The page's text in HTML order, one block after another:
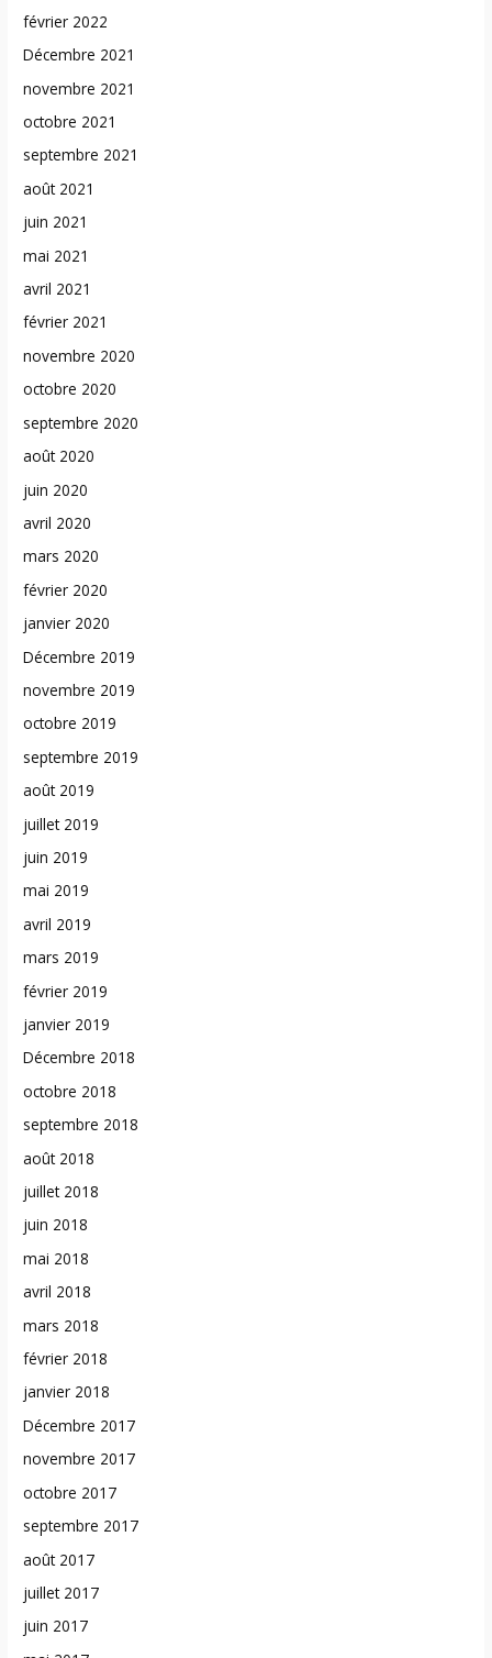
février 2022
Décembre 2021
novembre 2021
octobre 2021
septembre 2021
août 2021
juin 2021
mai 2021
avril 2021
février 2021
novembre 2020
octobre 2020
septembre 2020
août 2020
juin 2020
avril 2020
mars 2020
février 2020
janvier 2020
Décembre 2019
novembre 2019
octobre 2019
septembre 2019
août 2019
juillet 2019
juin 2019
mai 2019
avril 2019
mars 2019
février 2019
janvier 2019
Décembre 2018
octobre 2018
septembre 2018
août 2018
juillet 2018
juin 2018
mai 2018
avril 2018
mars 2018
février 2018
janvier 2018
Décembre 2017
novembre 2017
octobre 2017
septembre 2017
août 2017
juillet 2017
juin 2017